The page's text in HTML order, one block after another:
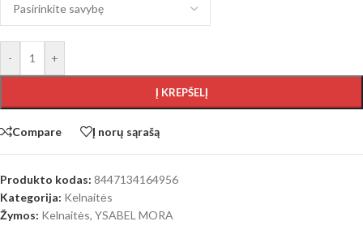
- +
Į KREPŠELĮ
Compare Į norų sąrašą
Produkto kodas: 8447134164956
Kategorija: Kelnaitės
Žymos: Kelnaitės, YSABEL MORA